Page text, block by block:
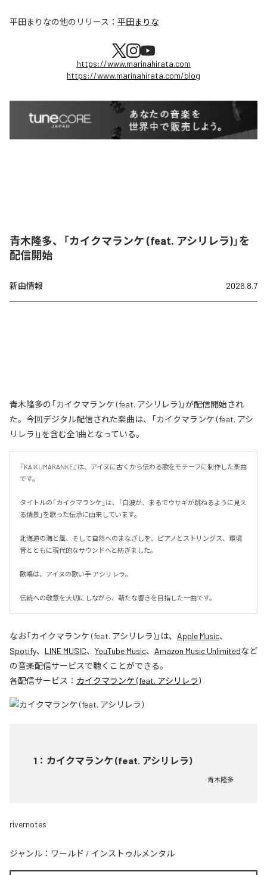
平田まりなの他のリリース： 平田まりな
https://www.marinahirata.com
https://www.marinahirata.com/blog
青木隆多、「カイクマランケ (feat. アシリレラ)」を
配信開始
新曲情報 2026.8.7
青木隆多の「カイクマランケ (feat. アシリレラ)」が配信開始され
た。今回デジタル配信された楽曲は、「カイクマランケ (feat. アシ
リレラ)」を含む全1曲となっている。
『KAIKUMARANKE』は、アイヌに古くから伝わる歌をモチーフに制作した楽曲
です。
タイトルの「カイクマランケ」は、「白波が、まるでウサギが跳ねるように見え
る情景」を歌った伝承に由来しています。
北海道の海と風、そして自然へのまなざしを、ピアノとストリングス、環境
音とともに現代的なサウンドへと紡ぎました。
歌唱は、アイヌの歌い手 アシリレラ。
伝統への敬意を大切にしながら、新たな響きを目指した一曲です。
なお「カイクマランケ (feat. アシリレラ)」は、 Apple Music、
Spotify、 LINE MUSIC、 YouTube Music、 Amazon Music Unlimitedなど
の音楽配信サービスで聴くことができる。
各配信サービス： カイクマランケ (feat. アシリレラ)
1 ： カイクマランケ (feat. アシリレラ)
青木隆多
rivernotes
ジャンル： ワールド / インストゥルメンタル